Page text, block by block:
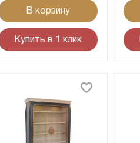
В корзину
Купить в 1 клик